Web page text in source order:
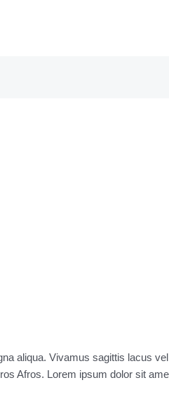
aliqua. Vivamus sagittis lacus
Afros. Lorem ipsum dolor sit